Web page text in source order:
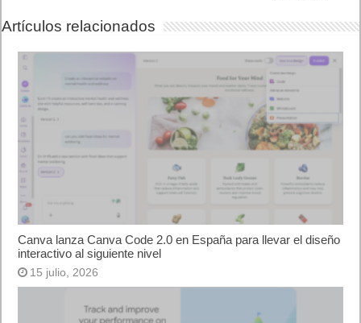
Artículos relacionados
Canva lanza Canva Code 2.0 en España para llevar el diseño
interactivo al siguiente nivel
15 julio, 2026